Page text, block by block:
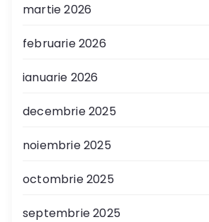
martie 2026
februarie 2026
ianuarie 2026
decembrie 2025
noiembrie 2025
octombrie 2025
septembrie 2025